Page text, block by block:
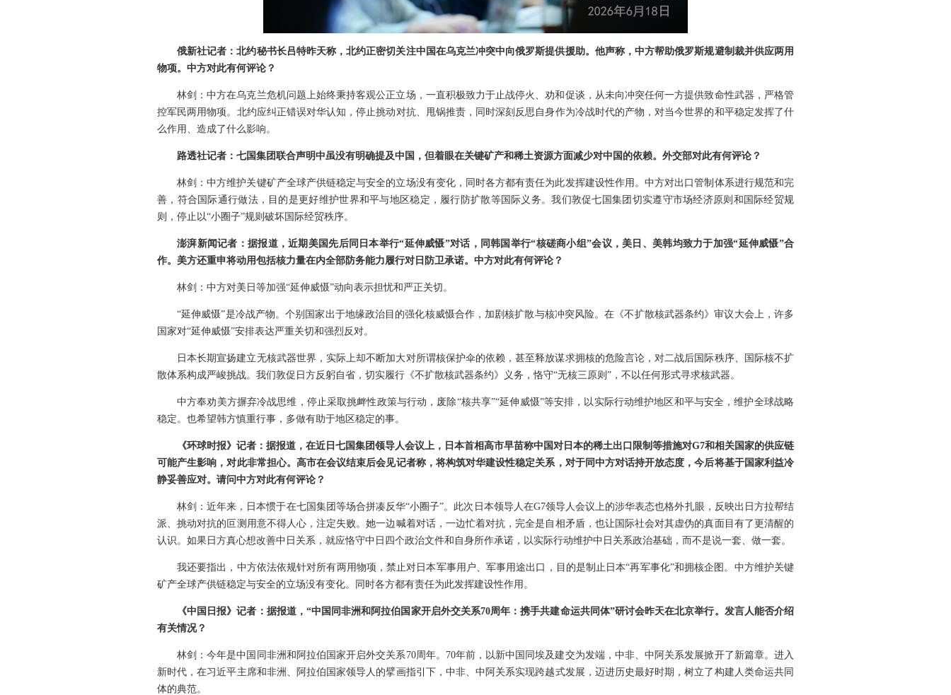
俄新社记者：北约秘书长吕特昨天称，北约正密切关注中国在乌克兰冲突中向俄罗斯提供援助。他声称，中方帮助俄罗斯规避制裁并供应两用
物项。中方对此有何评论？
林剑：中方在乌克兰危机问题上始终秉持客观公正立场，一直积极致力于止战停火、劝和促谈，从未向冲突任何一方提供致命性武器，严格管
控军民两用物项。北约应纠正错误对华认知，停止挑动对抗、甩锅推责，同时深刻反思自身作为冷战时代的产物，对当今世界的和平稳定发挥了什
么作用、造成了什么影响。
路透社记者：七国集团联合声明中虽没有明确提及中国，但着眼在关键矿产和稀土资源方面减少对中国的依赖。外交部对此有何评论？
林剑：中方维护关键矿产全球产供链稳定与安全的立场没有变化，同时各方都有责任为此发挥建设性作用。中方对出口管制体系进行规范和完
善，符合国际通行做法，目的是更好维护世界和平与地区稳定，履行防扩散等国际义务。我们敦促七国集团切实遵守市场经济原则和国际经贸规
则，停止以“小圈子”规则破坏国际经贸秩序。
澎湃新闻记者：据报道，近期美国先后同日本举行“延伸威慑”对话，同韩国举行“核磋商小组”会议，美日、美韩均致力于加强“延伸威慑”合
作。美方还重申将动用包括核力量在内全部防务能力履行对日防卫承诺。中方对此有何评论？
林剑：中方对美日等加强“延伸威慑”动向表示担忧和严正关切。
“延伸威慑”是冷战产物。个别国家出于地缘政治目的强化核威慑合作，加剧核扩散与核冲突风险。在《不扩散核武器条约》审议大会上，许多
国家对“延伸威慑”安排表达严重关切和强烈反对。
日本长期宣扬建立无核武器世界，实际上却不断加大对所谓核保护伞的依赖，甚至释放谋求拥核的危险言论，对二战后国际秩序、国际核不扩
散体系构成严峻挑战。我们敦促日方反躬自省，切实履行《不扩散核武器条约》义务，恪守“无核三原则”，不以任何形式寻求核武器。
中方奉劝美方摒弃冷战思维，停止采取挑衅性政策与行动，废除“核共享”“延伸威慑”等安排，以实际行动维护地区和平与安全，维护全球战略
稳定。也希望韩方慎重行事，多做有助于地区稳定的事。
《环球时报》记者：据报道，在近日七国集团领导人会议上，日本首相高市早苗称中国对日本的稀土出口限制等措施对G7和相关国家的供应链
可能产生影响，对此非常担心。高市在会议结束后会见记者称，将构筑对华建设性稳定关系，对于同中方对话持开放态度，今后将基于国家利益冷
静妥善应对。请问中方对此有何评论？
林剑：近年来，日本惯于在七国集团等场合拼凑反华“小圈子”。此次日本领导人在G7领导人会议上的涉华表态也格外扎眼，反映出日方拉帮结
派、挑动对抗的叵测用意不得人心，注定失败。她一边喊着对话，一边忙着对抗，完全是自相矛盾，也让国际社会对其虚伪的真面目有了更清醒的
认识。如果日方真心想改善中日关系，就应恪守中日四个政治文件和自身所作承诺，以实际行动维护中日关系政治基础，而不是说一套、做一套。
我还要指出，中方依法依规针对所有两用物项，禁止对日本军事用户、军事用途出口，目的是制止日本“再军事化”和拥核企图。中方维护关键
矿产全球产供链稳定与安全的立场没有变化。同时各方都有责任为此发挥建设性作用。
《中国日报》记者：据报道，“中国同非洲和阿拉伯国家开启外交关系70周年：携手共建命运共同体”研讨会昨天在北京举行。发言人能否介绍
有关情况？
林剑：今年是中国同非洲和阿拉伯国家开启外交关系70周年。70年前，以新中国同埃及建交为发端，中非、中阿关系发展掀开了新篇章。进入
新时代，在习近平主席和非洲、阿拉伯国家领导人的擘画指引下，中非、中阿关系实现跨越式发展，迈进历史最好时期，树立了构建人类命运共同
体的典范。